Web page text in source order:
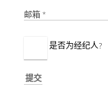
邮箱 *
是否为经纪人?
提交